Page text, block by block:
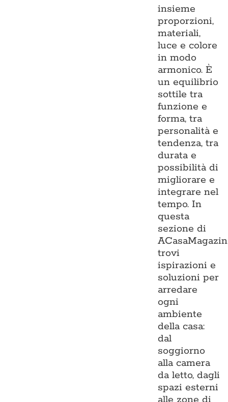
insieme
proporzioni,
materiali,
luce e colore
in modo
armonico. È
un equilibrio
sottile tra
funzione e
forma, tra
personalità e
tendenza, tra
durata e
possibilità di
migliorare e
integrare nel
tempo. In
questa
sezione di
trovi
ispirazioni e
soluzioni per
arredare
ogni
ambiente
della casa:
dal
soggiorno
alla camera
da letto, dagli
spazi esterni